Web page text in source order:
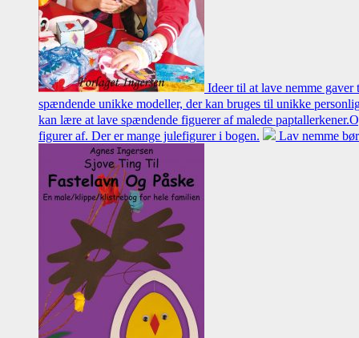
Ideer til at lave nemme
spændende unikke modeller, der kan bruges til unikke
kan lære at lave spændende figuerer af malede
figurer af. Der er mange julefigurer i bogen.
Lav nemme